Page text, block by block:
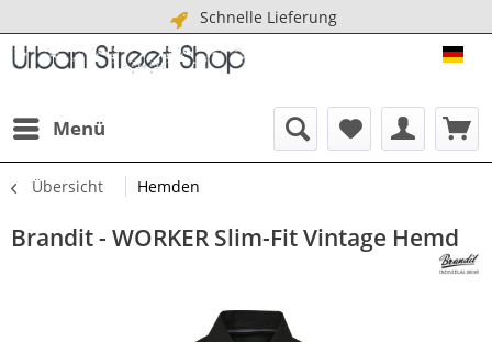
Schnelle Lieferung
Menü
Übersicht Hemden
Brandit - WORKER Slim-Fit Vintage Hemd